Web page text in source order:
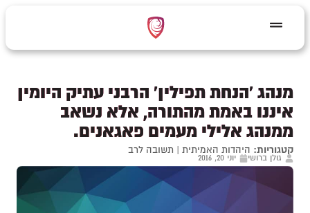
מנהג 'הנחת תפילין' הרבני עתיק היומין
איננו באמת מהתורה, אלא נשאב
ממנהג אלילי מעמים פאגאנים.
קטגוריות: היהדות האמיתית | תשובה לרב
גולן ברושי יוני 20, 2016